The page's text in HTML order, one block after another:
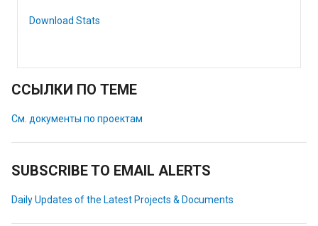
Download Stats
ССЫЛКИ ПО ТЕМЕ
См. документы по проектам
SUBSCRIBE TO EMAIL ALERTS
Daily Updates of the Latest Projects & Documents